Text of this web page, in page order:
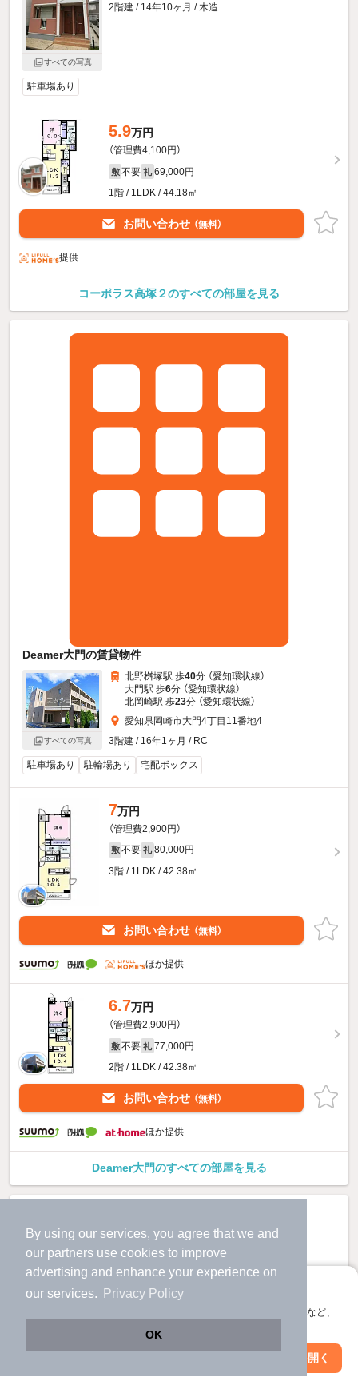
By using our services, you agree that we and
our partners use cookies to improve
advertising and enhance your experience on
our services.
Privacy Policy
OK
アプリに切り替えて、サクサクお部屋探し
会員登録なしですぐ使える。マップ検索やお気に入り保存など、
アプリを開く
すべての写真
2階建 / 14年10ヶ月 / 木造
駐車場あり
5.9万円
（管理費4,100円）
敷 不要 礼 69,000円
1階 / 1LDK / 44.18㎡
お問い合わせ （無料）
提供
コーポラス高塚２のすべての部屋を見る
Deamer大門の賃貸物件
すべての写真
北野桝塚駅 歩40分 （愛知環状線）
大門駅 歩6分 （愛知環状線）
北岡崎駅 歩23分 （愛知環状線）
愛知県岡崎市大門4丁目11番地4
3階建 / 16年1ヶ月 / RC
駐車場あり 駐輪場あり 宅配ボックス
7万円
（管理費2,900円）
敷 不要 礼 80,000円
3階 / 1LDK / 42.38㎡
お問い合わせ （無料）
ほか提供
6.7万円
（管理費2,900円）
敷 不要 礼 77,000円
2階 / 1LDK / 42.38㎡
お問い合わせ （無料）
ほか提供
Deamer大門のすべての部屋を見る
絞り込み条件を変更